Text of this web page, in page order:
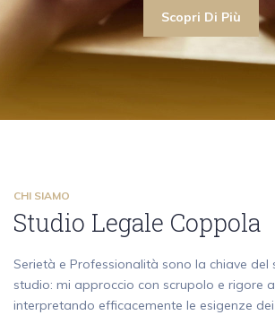
CHI SIAMO
Studio Legale Coppola
Serietà e Professionalità sono la chiave del
studio: mi approccio con scrupolo e rigore
interpretando efficacemente le esigenze dei